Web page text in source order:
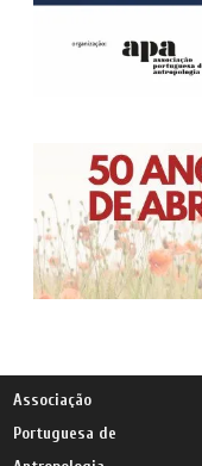
Associação
Portuguesa de